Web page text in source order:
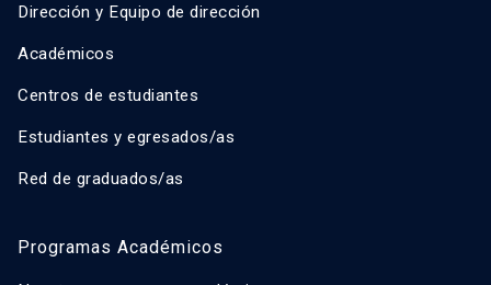
Dirección y Equipo de dirección
Académicos
Centros de estudiantes
Estudiantes y egresados/as
Red de graduados/as
Programas Académicos